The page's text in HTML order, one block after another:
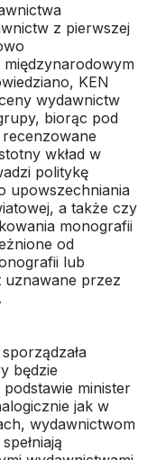
z pierwszej
KEN
wydawnictw
biorąc pod
wkład w
politykę
upowszechniania
a także czy
monografii
od
lub
uznawane przez
będzie
minister
jak w
wydawnictwom